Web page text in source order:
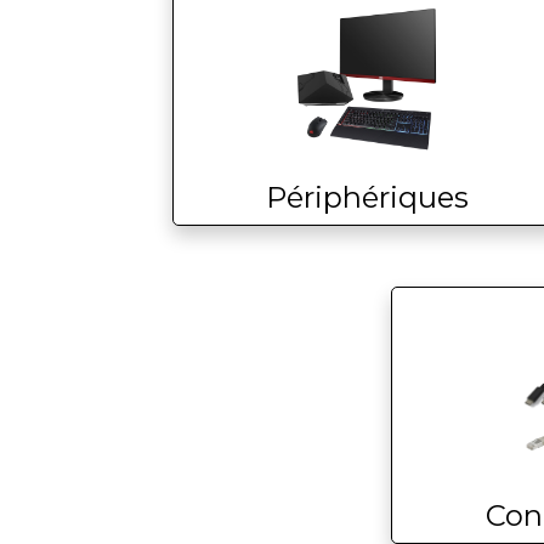
Périphériques